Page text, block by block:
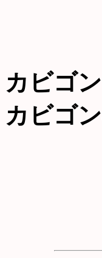
カビゴン
カビゴン